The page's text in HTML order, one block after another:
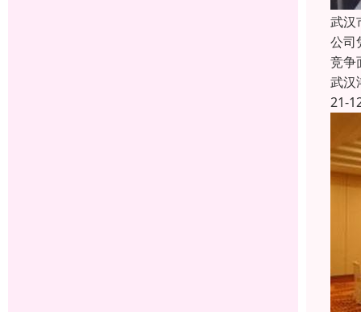
武汉
公司
竞争
武汉
21-